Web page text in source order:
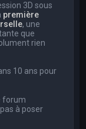
3D sous
première
, une
que
rien
10 ans pour
forum
à poser